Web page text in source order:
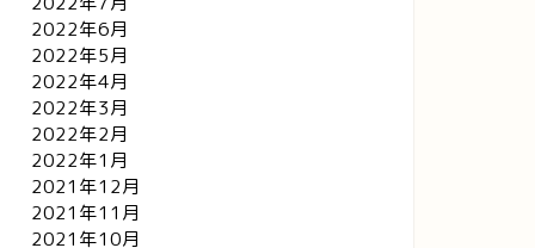
2022年6月
2022年5月
2022年4月
2022年3月
2022年2月
2022年1月
2021年12月
2021年11月
2021年10月